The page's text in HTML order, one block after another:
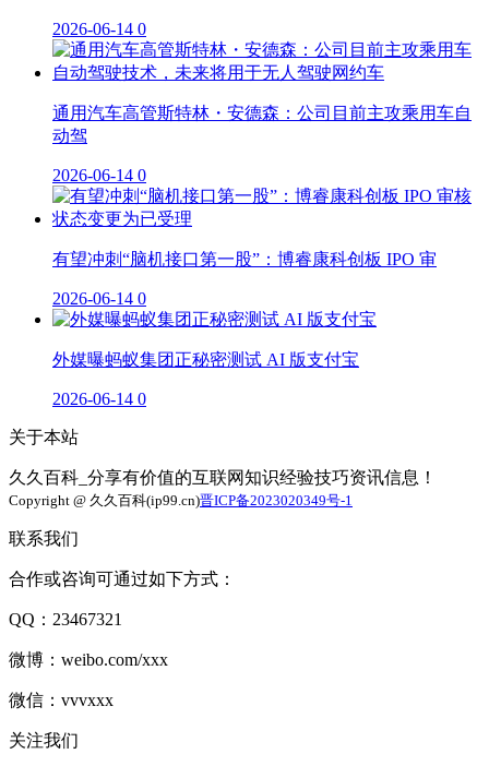
2026-06-14 0
通用汽车高管斯特林・安德森：公司目前主攻乘用车自
动驾
2026-06-14 0
有望冲刺“脑机接口第一股”：博睿康科创板 IPO 审
2026-06-14 0
外媒曝蚂蚁集团正秘密测试 AI 版支付宝
2026-06-14 0
关于本站
久久百科_分享有价值的互联网知识经验技巧资讯信息！
Copyright @ 久久百科(ip99.cn)晋ICP备2023020349号-1
联系我们
合作或咨询可通过如下方式：
QQ：23467321
微博：weibo.com/xxx
微信：vvvxxx
关注我们